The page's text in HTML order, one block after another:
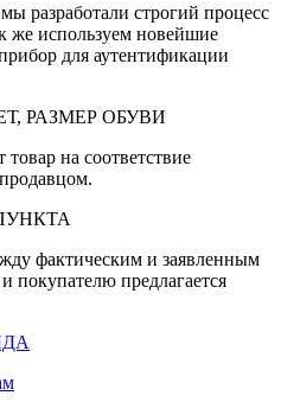
разработали строгий процесс
же используем новейшие
для аутентификации
РАЗМЕР ОБУВИ
на соответствие
фактическим и заявленным
покупателю предлагается